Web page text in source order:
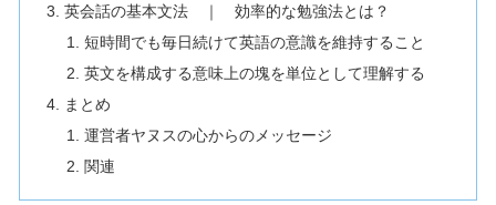
英会話の基本文法 ｜ 効率的な勉強法とは？
短時間でも毎日続けて英語の意識を維持すること
英文を構成する意味上の塊を単位として理解する
まとめ
運営者ヤヌスの心からのメッセージ
関連